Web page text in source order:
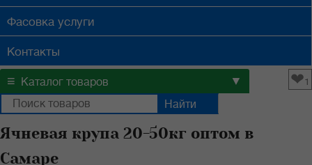
Фасовка услуги
Контакты
≡ Каталог товаров ▼ ❤1
Ячневая крупа 20-50кг оптом в
Самаре